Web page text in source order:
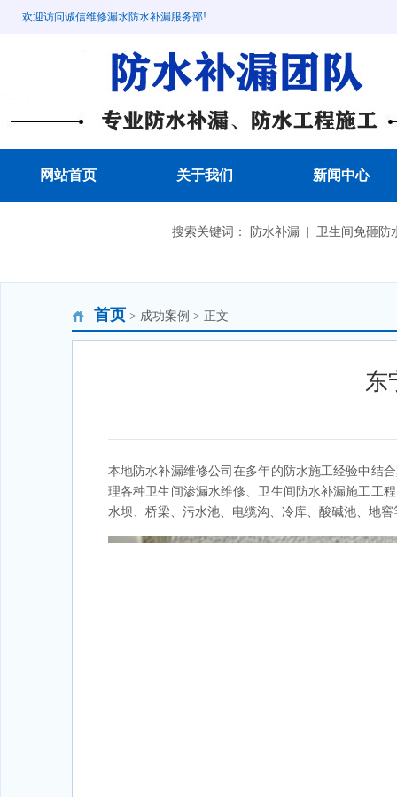
欢迎访问诚信维修漏水防水补漏服务部!
网站首页 关于我们 新闻中心
搜索关键词： 防水补漏 | 卫生间免砸
首页 > 成功案例 > 正文
东
本地防水补漏维修公司在多年的防水施工经验中结
理各种卫生间渗漏水维修、卫生间防水补漏施工工
水坝、桥梁、污水池、电缆沟、冷库、酸碱池、地